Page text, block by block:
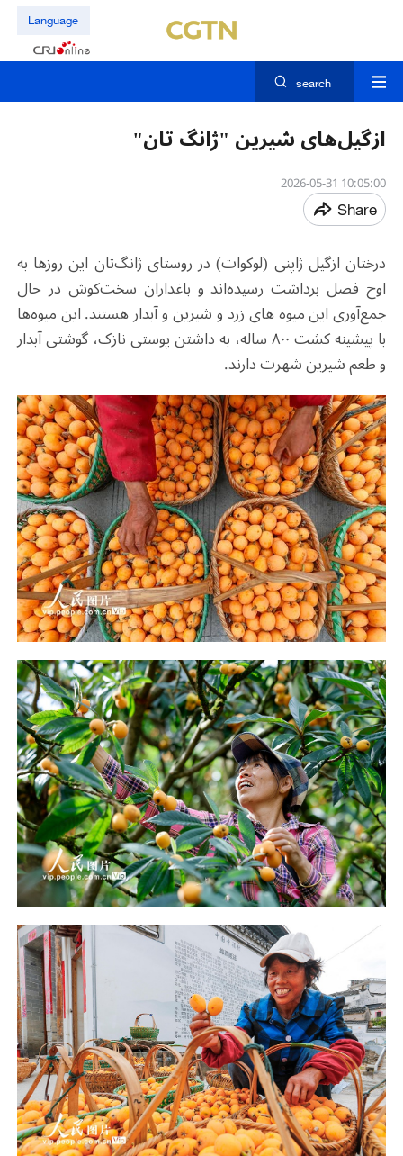
Language
search
ازگیل‌های شیرین "ژانگ تان"
10:05:00 2026-05-31
Share
درختان ازگیل ژاپنی (لوکوات) در روستای ژانگ‌تان این روزها به
اوج فصل برداشت رسیده‌اند و باغداران سخت‌کوش در حال
جمع‌آوری این میوه های زرد و شیرین و آبدار هستند. این میوه‌ها
با پیشینه کشت ۸۰۰ ساله، به داشتن پوستی نازک، گوشتی آبدار
و طعم شیرین شهرت دارند.